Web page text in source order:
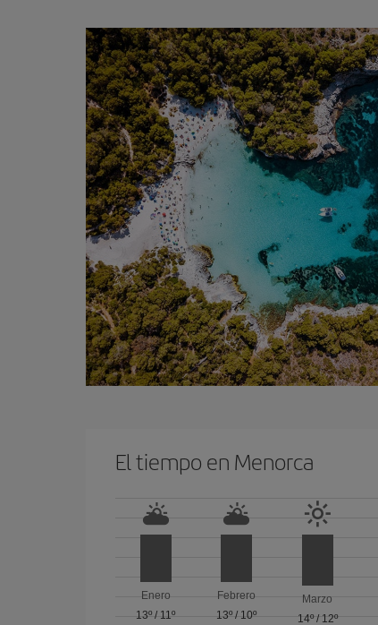
El tiempo en Menorca
Enero
13º / 11º
Febrero
13º / 10º
Marzo
14º/ 12º